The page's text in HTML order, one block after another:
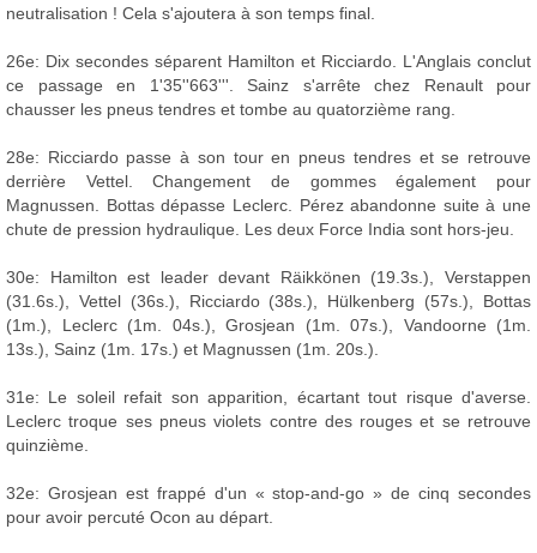
neutralisation ! Cela s'ajoutera à son temps final.
26e: Dix secondes séparent Hamilton et Ricciardo. L'Anglais conclut
ce passage en 1'35''663'''. Sainz s'arrête chez Renault pour
chausser les pneus tendres et tombe au quatorzième rang.
28e: Ricciardo passe à son tour en pneus tendres et se retrouve
derrière Vettel. Changement de gommes également pour
Magnussen. Bottas dépasse Leclerc. Pérez abandonne suite à une
chute de pression hydraulique. Les deux Force India sont hors-jeu.
30e: Hamilton est leader devant Räikkönen (19.3s.), Verstappen
(31.6s.), Vettel (36s.), Ricciardo (38s.), Hülkenberg (57s.), Bottas
(1m.), Leclerc (1m. 04s.), Grosjean (1m. 07s.), Vandoorne (1m.
13s.), Sainz (1m. 17s.) et Magnussen (1m. 20s.).
31e: Le soleil refait son apparition, écartant tout risque d'averse.
Leclerc troque ses pneus violets contre des rouges et se retrouve
quinzième.
32e: Grosjean est frappé d'un « stop-and-go » de cinq secondes
pour avoir percuté Ocon au départ.